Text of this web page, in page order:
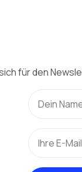
für den